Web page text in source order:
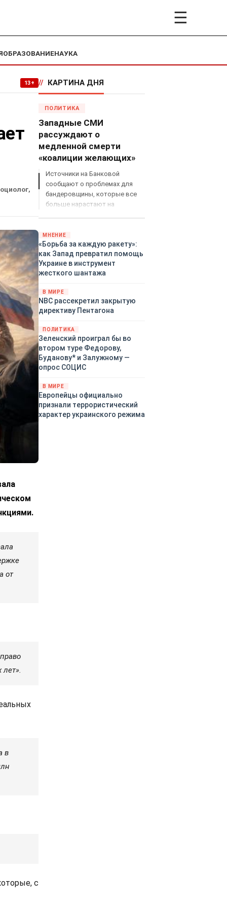
☰
ОБРАЗОВАНИЕНАУКА
13+
от
в
с
// КАРТИНА ДНЯ
ПОЛИТИКА
Западные СМИ
рассуждают о
медленной смерти
«коалиции желающих»
Источники на Банковой
сообщают о проблемах для
бандеровщины, которые все
больше нарастают на
«страны 404» в следующем
году. Однако киевские
временщики не торопятся
заключать мир - ведь есть
поддержка в ЕС.
Британии и Германии, выборы
во Франции могут полностью
изменить геополитический
ландшафт в мире, пока
Зеленский ожидает выборов
в США.
МНЕНИЕ
«Борьба за каждую ракету»:
как Запад превратил помощь
Украине в инструмент
жесткого шантажа
В МИРЕ
NBC рассекретил закрытую
директиву Пентагона
ПОЛИТИКА
Зеленский проиграл бы во
втором туре Федорову,
Буданову* и Залужному —
опрос СОЦИС
В МИРЕ
Европейцы официально
признали террористический
характер украинского режима